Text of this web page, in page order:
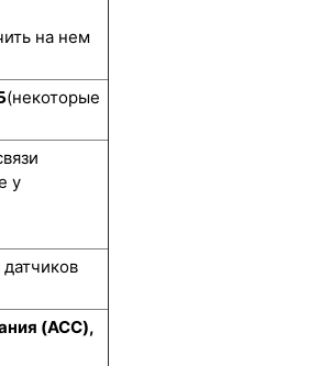
на нем
(некоторые
у
(ACC),